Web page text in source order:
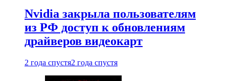
Nvidia закрыла пользователям
из РФ доступ к обновлениям
драйверов видеокарт
2 года спустя2 года спустя